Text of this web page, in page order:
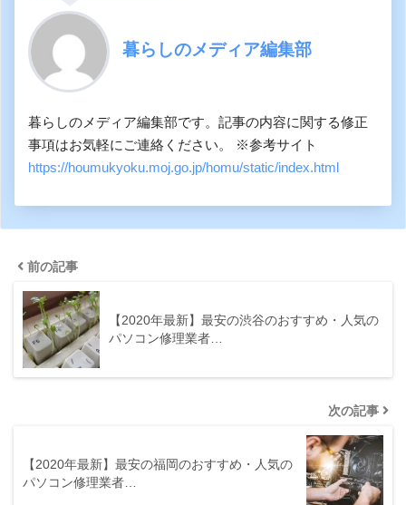
暮らしのメディア編集部
暮らしのメディア編集部です。記事の内容に関する修正
事項はお気軽にご連絡ください。 ※参考サイト
https://houmukyoku.moj.go.jp/homu/static/index.html
前の記事
【2020年最新】最安の渋谷のおすすめ・人気の
パソコン修理業者…
次の記事
【2020年最新】最安の福岡のおすすめ・人気の
パソコン修理業者…